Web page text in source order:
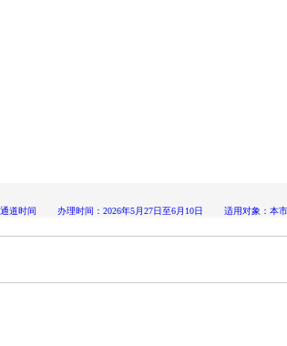
通道时间 办理时间：2026年5月27日至6月10日 适用对象：本市